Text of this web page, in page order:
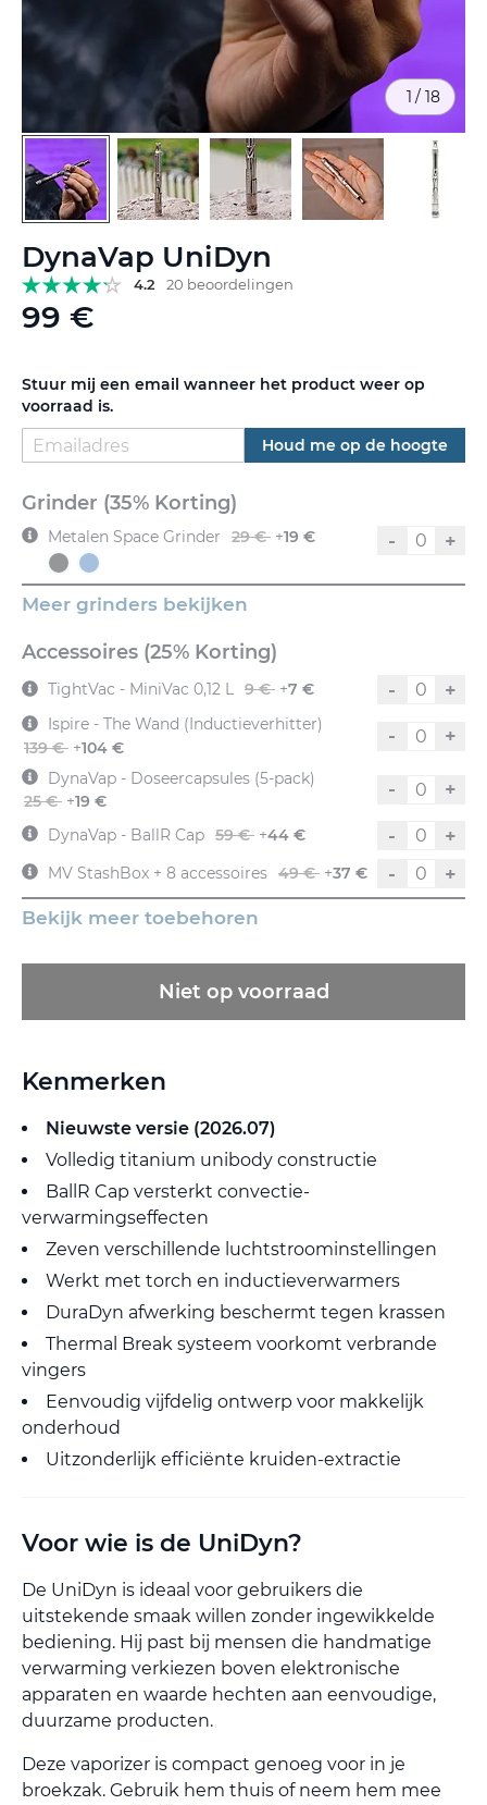
DynaVap UniDyn
4.2 20 beoordelingen
99 €
Stuur mij een email wanneer het product weer op
voorraad is.
Houd me op de hoogte
Grinder (35% Korting)
-
+
Metalen Space Grinder 29 € +19 €
Meer grinders bekijken
Accessoires (25% Korting)
-
+
TightVac - MiniVac 0,12 L 9 € +7 €
- +
Ispire - The Wand (Inductieverhitter)
139 € +104 €
- +
DynaVap - Doseercapsules (5-pack)
25 € +19 €
- +
DynaVap - BallR Cap 59 € +44 €
- +
MV StashBox + 8 accessoires 49 € +37 €
Bekijk meer toebehoren
Niet op voorraad
1 / 18
naar
het
begin
van
gallerij
Kenmerken
Nieuwste versie (2026.07)
Volledig titanium unibody constructie
BallR Cap versterkt convectie-
verwarmingseffecten
Zeven verschillende luchtstroominstellingen
Werkt met torch en inductieverwarmers
DuraDyn afwerking beschermt tegen krassen
Thermal Break systeem voorkomt verbrande
vingers
Eenvoudig vijfdelig ontwerp voor makkelijk
onderhoud
Uitzonderlijk efficiënte kruiden-extractie
Voor wie is de UniDyn?
De UniDyn is ideaal voor gebruikers die
uitstekende smaak willen zonder ingewikkelde
bediening. Hij past bij mensen die handmatige
verwarming verkiezen boven elektronische
apparaten en waarde hechten aan eenvoudige,
duurzame producten.
Deze vaporizer is compact genoeg voor in je
broekzak. Gebruik hem thuis of neem hem mee